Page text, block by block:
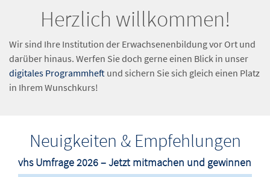
Herzlich willkommen!
Wir sind Ihre Institution der Erwachsenenbildung vor Ort und
darüber hinaus. Werfen Sie doch gerne einen Blick in unser
digitales Programmheft und sichern Sie sich gleich einen Platz
in Ihrem Wunschkurs!
Neuigkeiten & Empfehlungen
vhs Umfrage 2026 – Jetzt mitmachen und gewinnen